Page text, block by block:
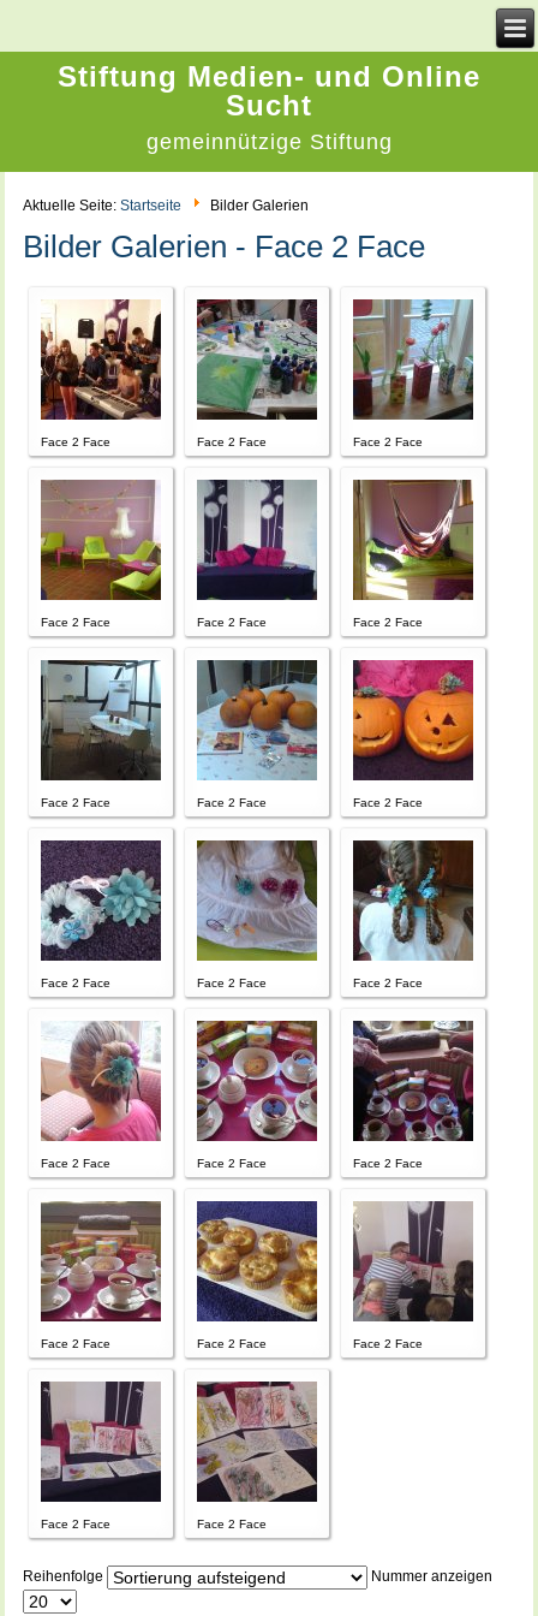
Stiftung Medien- und Online
Sucht
gemeinnützige Stiftung
Aktuelle Seite:Startseite Bilder Galerien
Bilder Galerien - Face 2 Face
Face 2 Face Face 2 Face Face 2 Face
Face 2 Face Face 2 Face Face 2 Face
Face 2 Face Face 2 Face Face 2 Face
Face 2 Face Face 2 Face Face 2 Face
Face 2 Face Face 2 Face Face 2 Face
Face 2 Face Face 2 Face Face 2 Face
Face 2 Face Face 2 Face
Reihenfolge Nummer anzeigen